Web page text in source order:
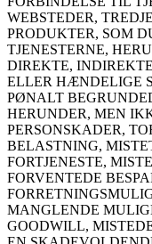
WEBSTEDER,
PRODUKTER, SOM
TJENESTERNE,
DIREKTE,
ELLER HÆNDELIGE
PØNALT
HERUNDER, MEN
PERSONSKADER,
BELASTNING,
FORTJENESTE,
FORVENTEDE
MANGLENDE
GOODWILL,